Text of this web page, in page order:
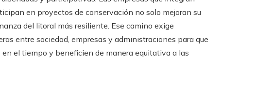
en proyectos de conservación no solo mejoran su
del litoral más resiliente. Ese camino exige
entre sociedad, empresas y administraciones para que
el tiempo y beneficien de manera equitativa a las